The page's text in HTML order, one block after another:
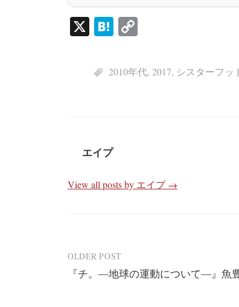
X H
en
a
y
Li
2010年代, 2017, シスターフッ
エイプ
View all posts by エイプ →
Post
navigation
OLDER POST
『チ。―地球の運動について―』魚